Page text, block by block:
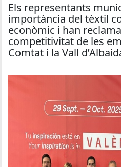
Els representants
importància del tèxtil
econòmic i han
competitivitat de les
Comtat i la Vall